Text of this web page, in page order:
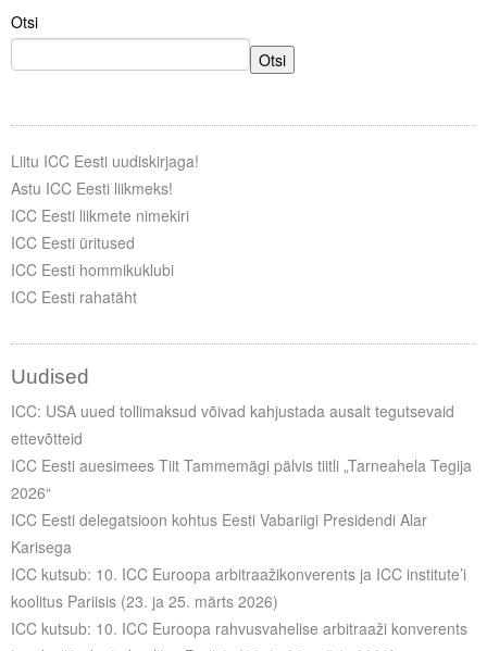
Otsi
Otsi
Liitu ICC Eesti uudiskirjaga!
Astu ICC Eesti liikmeks!
ICC Eesti liikmete nimekiri
ICC Eesti üritused
ICC Eesti hommikuklubi
ICC Eesti rahatäht
Uudised
ICC: USA uued tollimaksud võivad kahjustada ausalt tegutsevaid
ettevõtteid
ICC Eesti auesimees Tiit Tammemägi pälvis tiitli „Tarneahela Tegija
2026“
ICC Eesti delegatsioon kohtus Eesti Vabariigi Presidendi Alar
Karisega
ICC kutsub: 10. ICC Euroopa arbitraažikonverents ja ICC institute’i
koolitus Pariisis (23. ja 25. märts 2026)
ICC kutsub: 10. ICC Euroopa rahvusvahelise arbitraaži konverents